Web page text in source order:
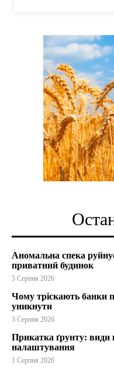
Аномальна спека
приватний будинок
5 Серпня 2026
Чому тріскають банки
уникнути
3 Серпня 2026
Прикатка ґрунту:
налаштування
1 Серпня 2026